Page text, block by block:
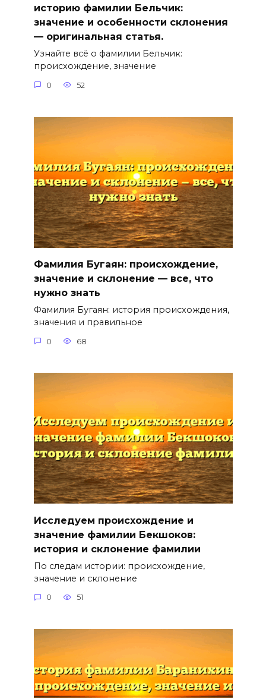
историю фамилии Бельчик:
значение и особенности склонения
— оригинальная статья.
Узнайте всё о фамилии Бельчик:
происхождение, значение
0 52
Фамилия Бугаян: происхождение,
значение и склонение — все, что
нужно знать
Фамилия Бугаян: история происхождения,
значения и правильное
0 68
Исследуем происхождение и
значение фамилии Бекшоков:
история и склонение фамилии
По следам истории: происхождение,
значение и склонение
0 51